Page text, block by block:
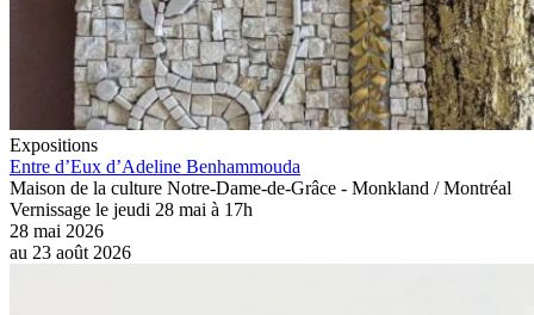
Expositions
Entre d’Eux d’Adeline Benhammouda
Maison de la culture Notre-Dame-de-Grâce - Monkland / Montréal
Vernissage le jeudi 28 mai à 17h
28 mai 2026
au 23 août 2026